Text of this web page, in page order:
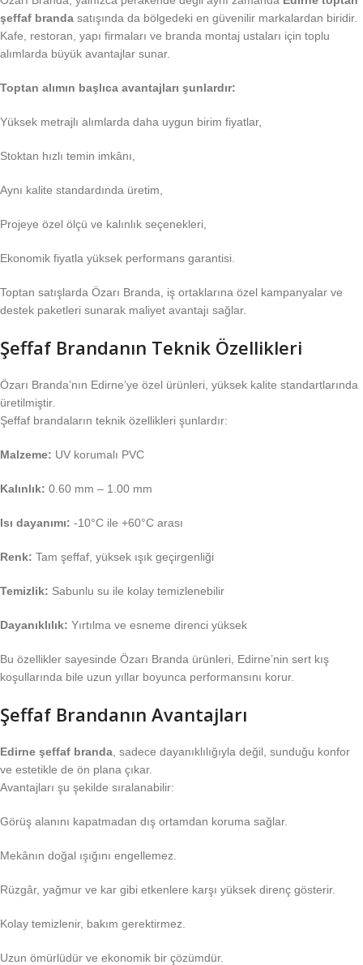
şeffaf branda satışında da bölgedeki en güvenilir markalardan biridir.
Kafe, restoran, yapı firmaları ve branda montaj ustaları için toplu
alımlarda büyük avantajlar sunar.
Toptan alımın başlıca avantajları şunlardır:
Yüksek metrajlı alımlarda daha uygun birim fiyatlar,
Stoktan hızlı temin imkânı,
Aynı kalite standardında üretim,
Projeye özel ölçü ve kalınlık seçenekleri,
Ekonomik fiyatla yüksek performans garantisi.
Toptan satışlarda Özarı Branda, iş ortaklarına özel kampanyalar ve
destek paketleri sunarak maliyet avantajı sağlar.
Şeffaf Brandanın Teknik Özellikleri
Özarı Branda’nın Edirne’ye özel ürünleri, yüksek kalite standartlarında
üretilmiştir.
Şeffaf brandaların teknik özellikleri şunlardır:
Malzeme: UV korumalı PVC
Kalınlık: 0.60 mm – 1.00 mm
Isı dayanımı: -10°C ile +60°C arası
Renk: Tam şeffaf, yüksek ışık geçirgenliği
Temizlik: Sabunlu su ile kolay temizlenebilir
Dayanıklılık: Yırtılma ve esneme direnci yüksek
Bu özellikler sayesinde Özarı Branda ürünleri, Edirne’nin sert kış
koşullarında bile uzun yıllar boyunca performansını korur.
Şeffaf Brandanın Avantajları
Edirne şeffaf branda , sadece dayanıklılığıyla değil, sunduğu konfor
ve estetikle de ön plana çıkar.
Avantajları şu şekilde sıralanabilir:
Görüş alanını kapatmadan dış ortamdan koruma sağlar.
Mekânın doğal ışığını engellemez.
Rüzgâr, yağmur ve kar gibi etkenlere karşı yüksek direnç gösterir.
Kolay temizlenir, bakım gerektirmez.
Uzun ömürlüdür ve ekonomik bir çözümdür.